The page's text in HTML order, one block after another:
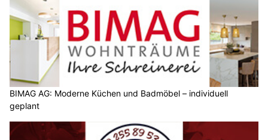
BIMAG AG: Moderne Küchen und Badmöbel – individuell
geplant